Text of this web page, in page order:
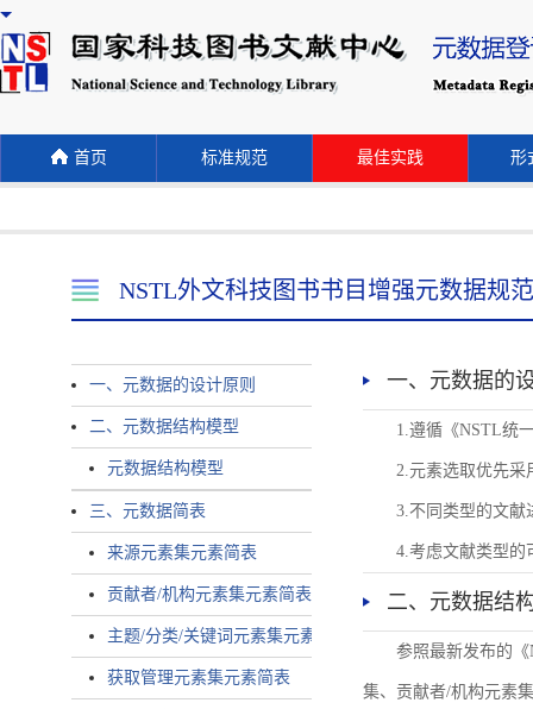
首页 标准规范 最佳实践 形
NSTL外文科技图书书目增强元数据规范
一、元数据的设计原则
二、元数据结构模型
元数据结构模型
三、元数据简表
来源元素集元素简表
贡献者/机构元素集元素简表
主题/分类/关键词元素集元素简表
获取管理元素集元素简表
一、元数据的
1.遵循《NSTL统
2.元素选取优先采
3.不同类型的文献
4.考虑文献类型的
二、元数据结
参照最新发布的
集、贡献者/机构元素